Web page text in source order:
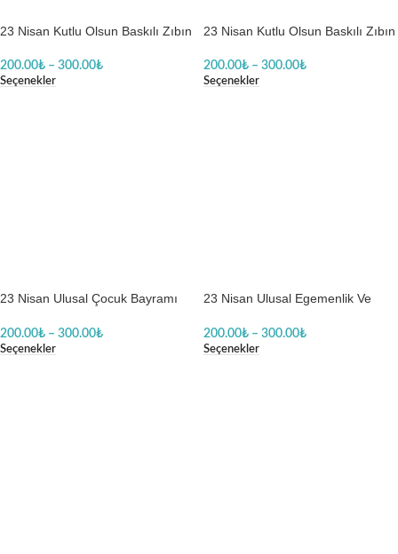
23 Nisan Kutlu Olsun Baskılı Zıbın
200.00₺ – 300.00₺
Seçenekler
23 Nisan Kutlu Olsun Baskılı Zıbın
200.00₺ – 300.00₺
Seçenekler
23 Nisan Ulusal Çocuk Bayramı
200.00₺ – 300.00₺
Seçenekler
23 Nisan Ulusal Egemenlik Ve
200.00₺ – 300.00₺
Seçenekler